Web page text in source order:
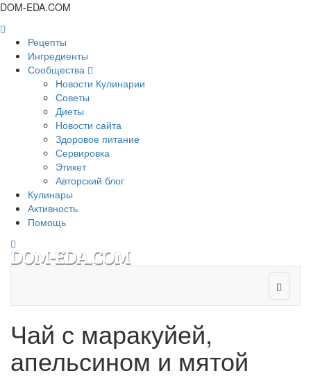
DOM-EDA.COM
Рецепты
Ингредиенты
Сообщества
Новости Кулинарии
Советы
Диеты
Новости сайта
Здоровое питание
Сервировка
Этикет
Авторский блог
Кулинары
Активность
Помощь
Чай с маракуйей,
апельсином и мятой